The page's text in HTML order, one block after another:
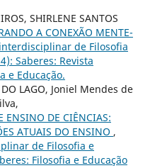
SHIRLENE SANTOS
A CONEXÃO MENTE-
de Filosofia
Saberes: Revista
e Educação.
LAGO, Joniel Mendes de
ENSINO DE CIÊNCIAS:
ATUAIS DO ENSINO ,
de Filosofia e
Filosofia e Educação